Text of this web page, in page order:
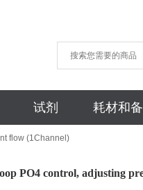
试剂 耗材和
flow (1Channel)
PO4 control, adjusting